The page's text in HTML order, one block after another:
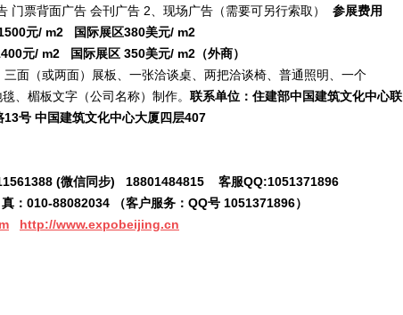
门票背面广告 会刊广告 2、现场广告（需要可另行索取） 参展费用
500元/ m2   国际展区380美元/ m2
400元/ m2   国际展区 350美元/ m2（外商）
面（或两面）展板、一张洽谈桌、两把洽谈椅、普通照明、一个
、楣板文字（公司名称）制作。 联系单位：住建部中国建筑文化中心联
13号 中国建筑文化中心大厦四层407
(微信同步) 18801484815
客服QQ:1051371896
真： 010-88082034 （客户服务：QQ号 1051371896）
http://www.expobeijing.cn